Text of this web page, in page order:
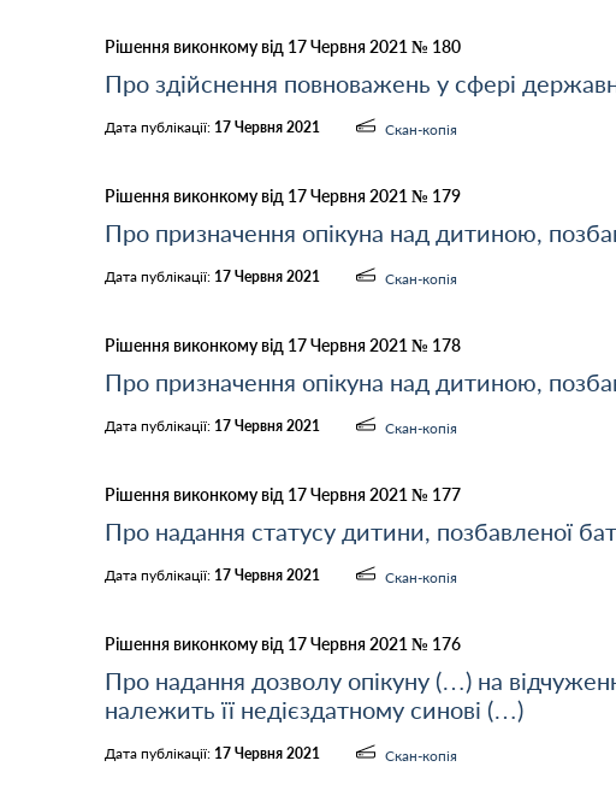
Рішення виконкому від 17 Червня 2021 № 180
Про здійснення повноважень у сфері
Дата публікації: 17 Червня 2021 Скан-копія
Рішення виконкому від 17 Червня 2021 № 179
Про призначення опікуна над дитиною,
Дата публікації: 17 Червня 2021 Скан-копія
Рішення виконкому від 17 Червня 2021 № 178
Про призначення опікуна над дитиною,
Дата публікації: 17 Червня 2021 Скан-копія
Рішення виконкому від 17 Червня 2021 № 177
Про надання статусу дитини, позбавленої
Дата публікації: 17 Червня 2021 Скан-копія
Рішення виконкому від 17 Червня 2021 № 176
Про надання дозволу опікуну (…) на
належить її недієздатному синові (…)
Дата публікації: 17 Червня 2021 Скан-копія